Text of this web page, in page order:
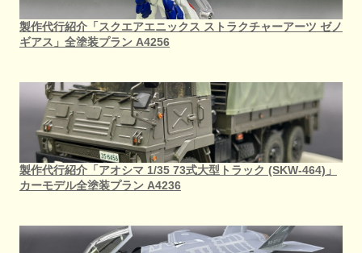
製作代行紹介「スクエアエニックス ストラクチャーアーツ ゼノ
ギアス」全塗装プラン A4256
製作代行紹介「アオシマ 1/35 73式大型トラック (SKW-464)」
カーモデル全塗装プラン A4236